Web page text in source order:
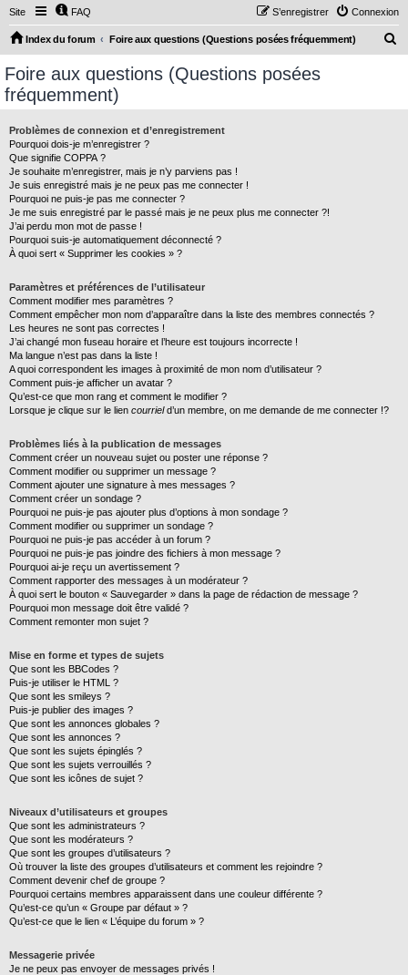
Site FAQ Connexion
S’enregistrer
Index du forum Foire aux questions (Questions posées fréquemment)
Foire aux questions (Questions posées
fréquemment)
Problèmes de connexion et d’enregistrement
Pourquoi dois-je m’enregistrer ?
Que signifie COPPA ?
Je souhaite m’enregistrer, mais je n’y parviens pas !
Je suis enregistré mais je ne peux pas me connecter !
Pourquoi ne puis-je pas me connecter ?
Je me suis enregistré par le passé mais je ne peux plus me connecter ?!
J’ai perdu mon mot de passe !
Pourquoi suis-je automatiquement déconnecté ?
À quoi sert « Supprimer les cookies » ?
Paramètres et préférences de l’utilisateur
Comment modifier mes paramètres ?
Comment empêcher mon nom d’apparaître dans la liste des membres connectés ?
Les heures ne sont pas correctes !
J’ai changé mon fuseau horaire et l’heure est toujours incorrecte !
Ma langue n’est pas dans la liste !
A quoi correspondent les images à proximité de mon nom d’utilisateur ?
Comment puis-je afficher un avatar ?
Qu’est-ce que mon rang et comment le modifier ?
Lorsque je clique sur le lien courrield’un membre, on me demande de me connecter !?
Problèmes liés à la publication de messages
Comment créer un nouveau sujet ou poster une réponse ?
Comment modifier ou supprimer un message ?
Comment ajouter une signature à mes messages ?
Comment créer un sondage ?
Pourquoi ne puis-je pas ajouter plus d’options à mon sondage ?
Comment modifier ou supprimer un sondage ?
Pourquoi ne puis-je pas accéder à un forum ?
Pourquoi ne puis-je pas joindre des fichiers à mon message ?
Pourquoi ai-je reçu un avertissement ?
Comment rapporter des messages à un modérateur ?
À quoi sert le bouton « Sauvegarder » dans la page de rédaction de message ?
Pourquoi mon message doit être validé ?
Comment remonter mon sujet ?
Mise en forme et types de sujets
Que sont les BBCodes ?
Puis-je utiliser le HTML ?
Que sont les smileys ?
Puis-je publier des images ?
Que sont les annonces globales ?
Que sont les annonces ?
Que sont les sujets épinglés ?
Que sont les sujets verrouillés ?
Que sont les icônes de sujet ?
Niveaux d’utilisateurs et groupes
Que sont les administrateurs ?
Que sont les modérateurs ?
Que sont les groupes d’utilisateurs ?
Où trouver la liste des groupes d’utilisateurs et comment les rejoindre ?
Comment devenir chef de groupe ?
Pourquoi certains membres apparaissent dans une couleur différente ?
Qu’est-ce qu’un « Groupe par défaut » ?
Qu’est-ce que le lien « L’équipe du forum » ?
Messagerie privée
Je ne peux pas envoyer de messages privés !